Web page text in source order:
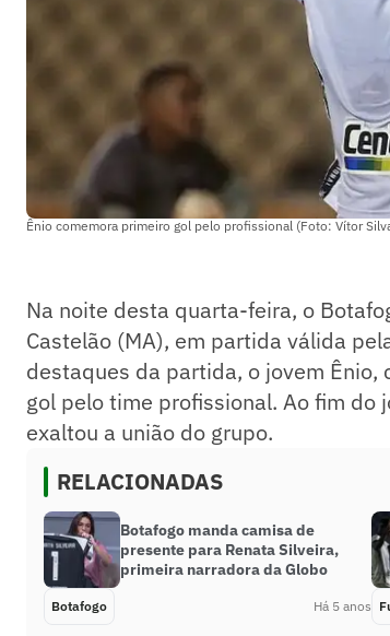
Ênio comemora primeiro gol pelo profissional (Foto: Vítor
Na noite desta quarta-feira, o
Castelão (MA), em partida válida
destaques da partida, o jovem
gol pelo time profissional. Ao fim do
exaltou a união do grupo.
RELACIONADAS
Botafogo manda camisa de
presente para Renata Silveira,
primeira narradora da Globo
Botafogo Há 5 anos